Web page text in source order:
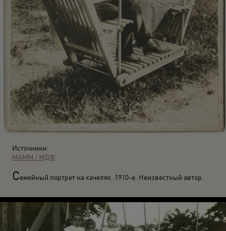
Источники:
МАММ / МДФ
Семейный портрет на качелях. 1910-е. Неизвестный автор.